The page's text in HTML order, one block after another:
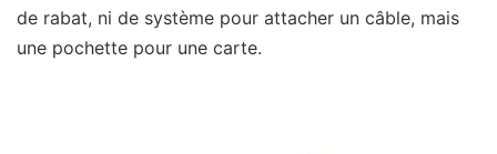
de rabat, ni de système pour attacher un câble, mais
une pochette pour une carte.